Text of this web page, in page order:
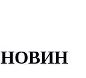
НОВИН